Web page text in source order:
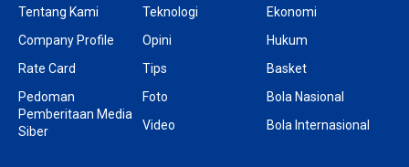
Tentang Kami
Company Profile
Rate Card
Pedoman
Pemberitaan Media
Siber
Teknologi
Opini
Tips
Foto
Video
Ekonomi
Hukum
Basket
Bola Nasional
Bola Internasional